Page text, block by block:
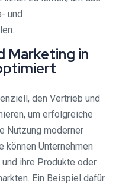
und
Marketing in
den Vertrieb und
um erfolgreiche
Nutzung moderner
können Unternehmen
ihre Produkte oder
Ein Beispiel dafür